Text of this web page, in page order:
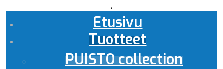
Etusivu
Tuotteet
PUISTO collection